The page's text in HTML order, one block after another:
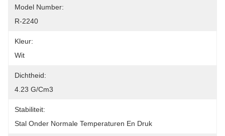
Model Number:
R-2240
Kleur:
Wit
Dichtheid:
4.23 G/cm3
Stabiliteit:
Stal Onder Normale Temperaturen En Druk